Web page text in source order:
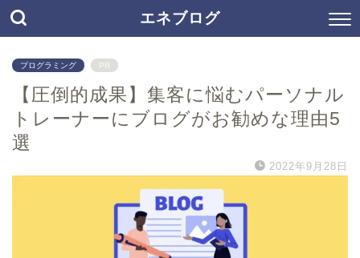
エネブログ
プログラミング PR
【圧倒的成果】集客に悩むパーソナル
トレーナーにブログがお勧めな理由5
選
2022年9月28日